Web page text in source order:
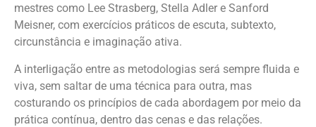
mestres como Lee Strasberg, Stella Adler e Sanford
Meisner, com exercícios práticos de escuta, subtexto,
circunstância e imaginação ativa.
A interligação entre as metodologias será sempre fluida e
viva, sem saltar de uma técnica para outra, mas
costurando os princípios de cada abordagem por meio da
prática contínua, dentro das cenas e das relações.